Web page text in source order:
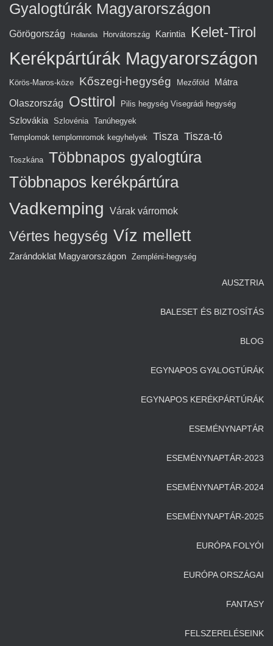
Gyalogtúrák Magyarországon
Görögország Hollandia Horvátország Karintia Kelet-Tirol
Kerékpártúrák Magyarországon
Körös-Maros-köze Kőszegi-hegység Mezőföld Mátra
Olaszország Osttirol Pilis hegység Visegrádi hegység
Szlovákia Szlovénia Tanúhegyek
Templomok templomromok kegyhelyek Tisza Tisza-tó
Toszkána Többnapos gyalogtúra
Többnapos kerékpártúra
Vadkemping Várak várromok
Vértes hegység Víz mellett
Zarándoklat Magyarországon Zempléni-hegység
AUSZTRIA
BALESET ÉS BIZTOSÍTÁS
BLOG
EGYNAPOS GYALOGTÚRÁK
EGYNAPOS KERÉKPÁRTÚRÁK
ESEMÉNYNAPTÁR
ESEMÉNYNAPTÁR-2023
ESEMÉNYNAPTÁR-2024
ESEMÉNYNAPTÁR-2025
EURÓPA FOLYÓI
EURÓPA ORSZÁGAI
FANTASY
FELSZERELÉSEINK